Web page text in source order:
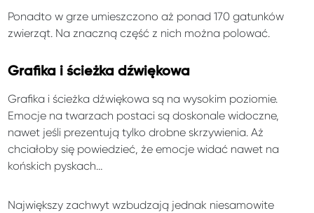
Ponadto w grze umieszczono aż ponad 170 gatunków
zwierząt. Na znaczną część z nich można polować.
Grafika i ścieżka dźwiękowa
Grafika i ścieżka dźwiękowa są na wysokim poziomie.
Emocje na twarzach postaci są doskonale widoczne,
nawet jeśli prezentują tylko drobne skrzywienia. Aż
chciałoby się powiedzieć, że emocje widać nawet na
końskich pyskach…
Największy zachwyt wzbudzają jednak niesamowite